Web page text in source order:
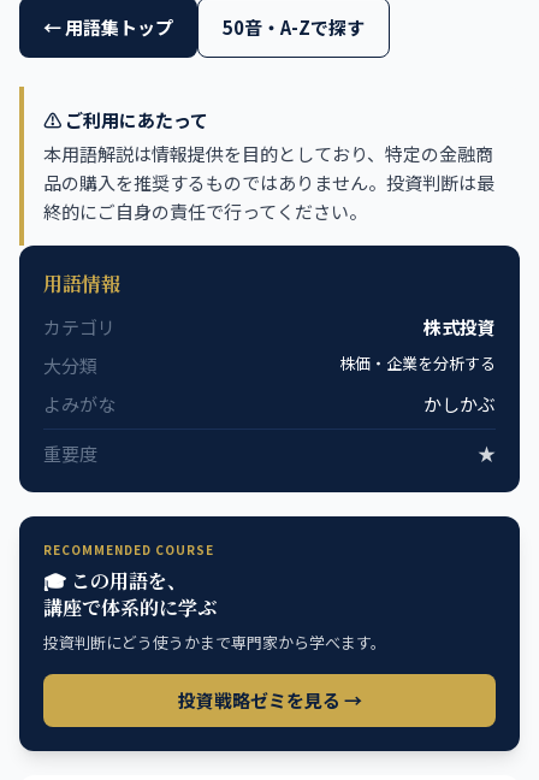
← 用語集トップ 50音・A-Zで探す
⚠️ ご利用にあたって
本用語解説は情報提供を目的としており、特定の金融商
品の購入を推奨するものではありません。投資判断は最
終的にご自身の責任で行ってください。
用語情報
カテゴリ
株式投資
大分類
株価・企業を分析する
よみがな
かしかぶ
重要度
★
RECOMMENDED COURSE
🎓 この用語を、
講座で体系的に学ぶ
投資判断にどう使うかまで専門家から学べます。
投資戦略ゼミを見る →